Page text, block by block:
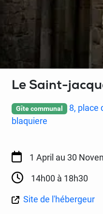
Le Saint-
Gîte communal
8, place
blaquiere
1 April au 30
14h00 à 18h30
Site de l'hébergeur